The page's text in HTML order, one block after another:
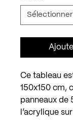
Ce tableau
150x150 cm,
panneaux de
l’acrylique